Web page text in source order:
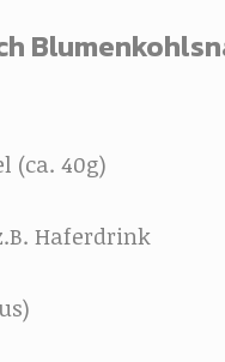
(ca. 40g)
Haferdrink